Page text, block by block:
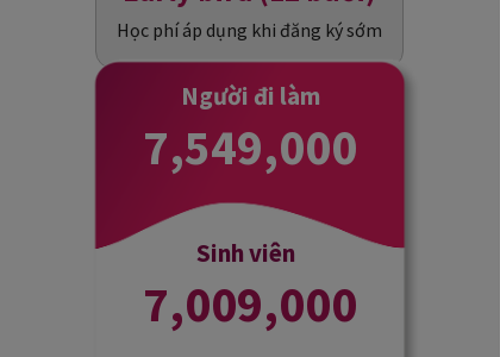
Học phí áp dụng khi đăng ký sớm
7,549,000
Người đi làm
7,009,000
Sinh viên